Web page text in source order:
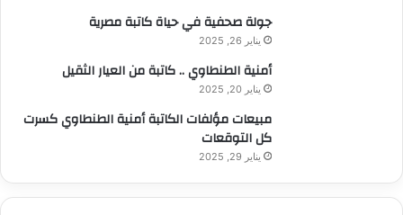
جولة صحفية في حياة كاتبة مصرية
يناير 26, 2025
أمنية الطنطاوي .. كاتبة من العيار الثقيل
يناير 20, 2025
مبيعات مؤلفات الكاتبة أمنية الطنطاوي كسرت
كل التوقعات
يناير 29, 2025